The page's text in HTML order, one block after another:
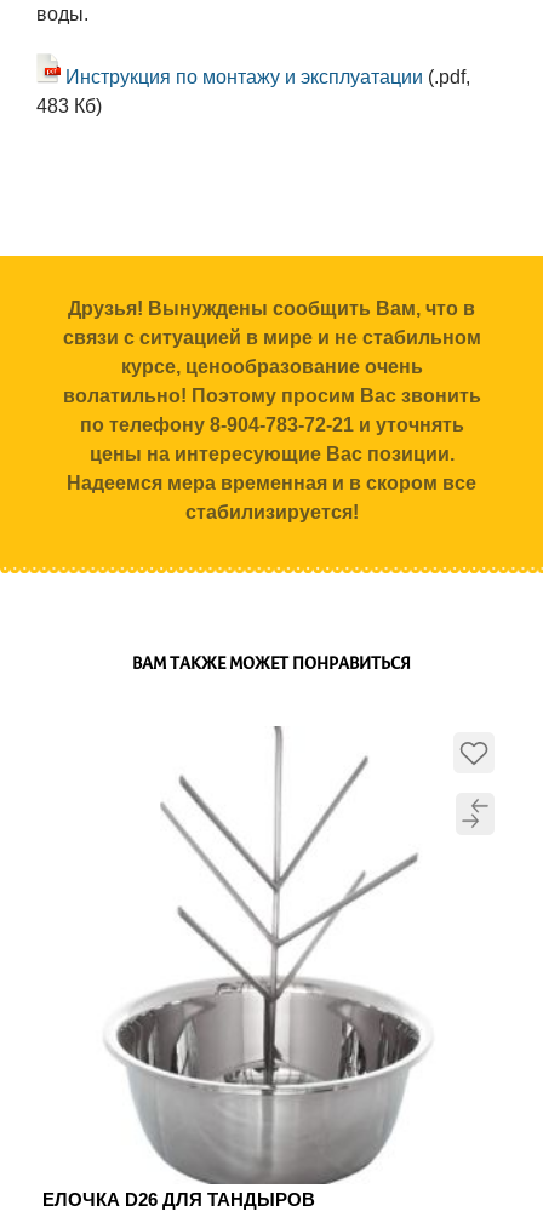
воды.
Инструкция по монтажу и эксплуатации (.pdf,
483 Кб)
Друзья! Вынуждены сообщить Вам, что в
связи с ситуацией в мире и не стабильном
курсе, ценообразование очень
волатильно! Поэтому просим Вас звонить
по телефону 8-904-783-72-21 и уточнять
цены на интересующие Вас позиции.
Надеемся мера временная и в скором все
стабилизируется!
ВАМ ТАКЖЕ МОЖЕТ ПОНРАВИТЬСЯ
ЕЛОЧКА D26 ДЛЯ ТАНДЫРОВ